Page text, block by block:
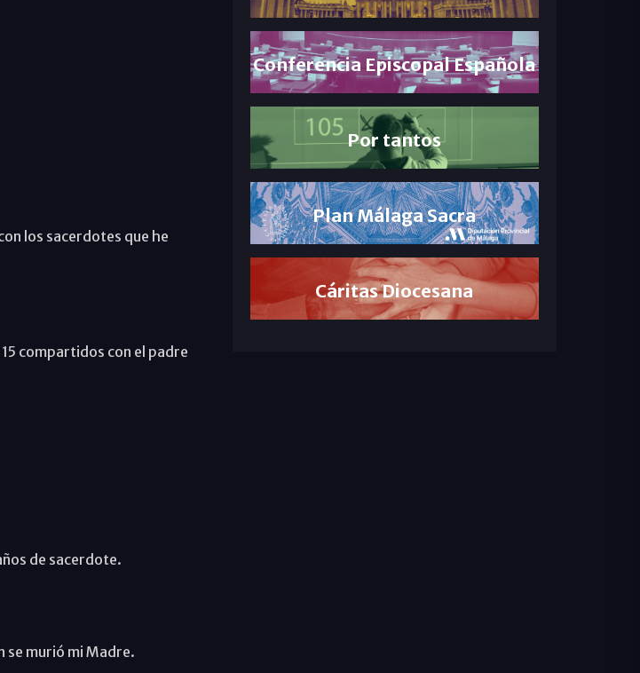
los sacerdotes que he
compartidos con el padre
de sacerdote.
se murió mi Madre.
Conferencia Episcopal Española
Por tantos
Plan Málaga Sacra
Cáritas Diocesana